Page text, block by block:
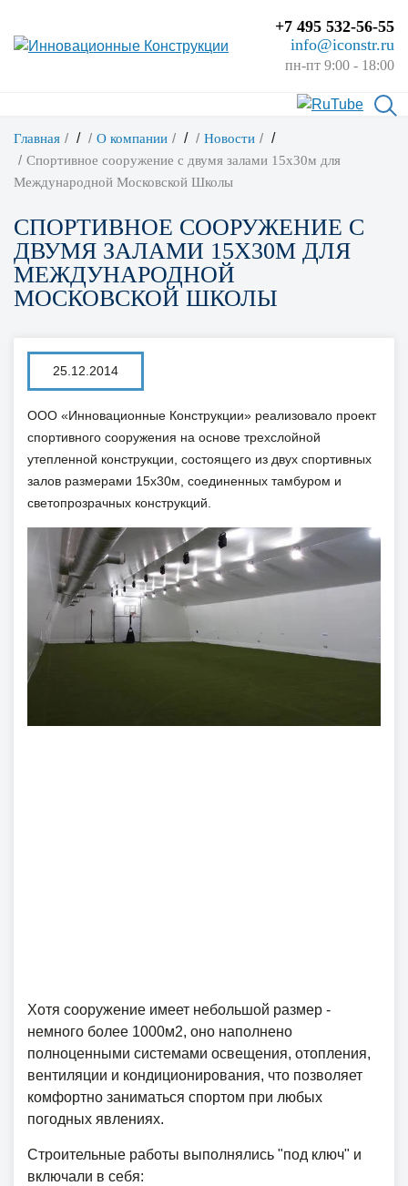
+7 495 532-56-55
info@iconstr.ru
пн-пт 9:00 - 18:00
Главная / О компании / Новости /
Спортивное сооружение с двумя залами 15х30м для
Международной Московской Школы
СПОРТИВНОЕ СООРУЖЕНИЕ С
ДВУМЯ ЗАЛАМИ 15Х30М ДЛЯ
МЕЖДУНАРОДНОЙ
МОСКОВСКОЙ ШКОЛЫ
25.12.2014
ООО «Инновационные Конструкции» реализовало проект
спортивного сооружения на основе трехслойной
утепленной конструкции, состоящего из двух спортивных
залов размерами 15х30м, соединенных тамбуром и
светопрозрачных конструкций.
Хотя сооружение имеет небольшой размер -
немного более 1000м2, оно наполнено
полноценными системами освещения, отопления,
вентиляции и кондиционирования, что позволяет
комфортно заниматься спортом при любых
погодных явлениях.
Строительные работы выполнялись "под ключ" и
включали в себя: